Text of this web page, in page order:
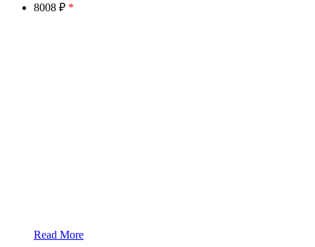
8008 ₽ *
Read More